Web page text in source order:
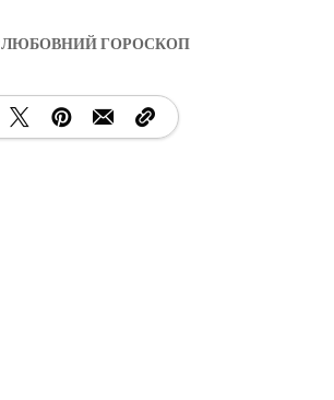
ЛЮБОВНИЙ ГОРОСКОП